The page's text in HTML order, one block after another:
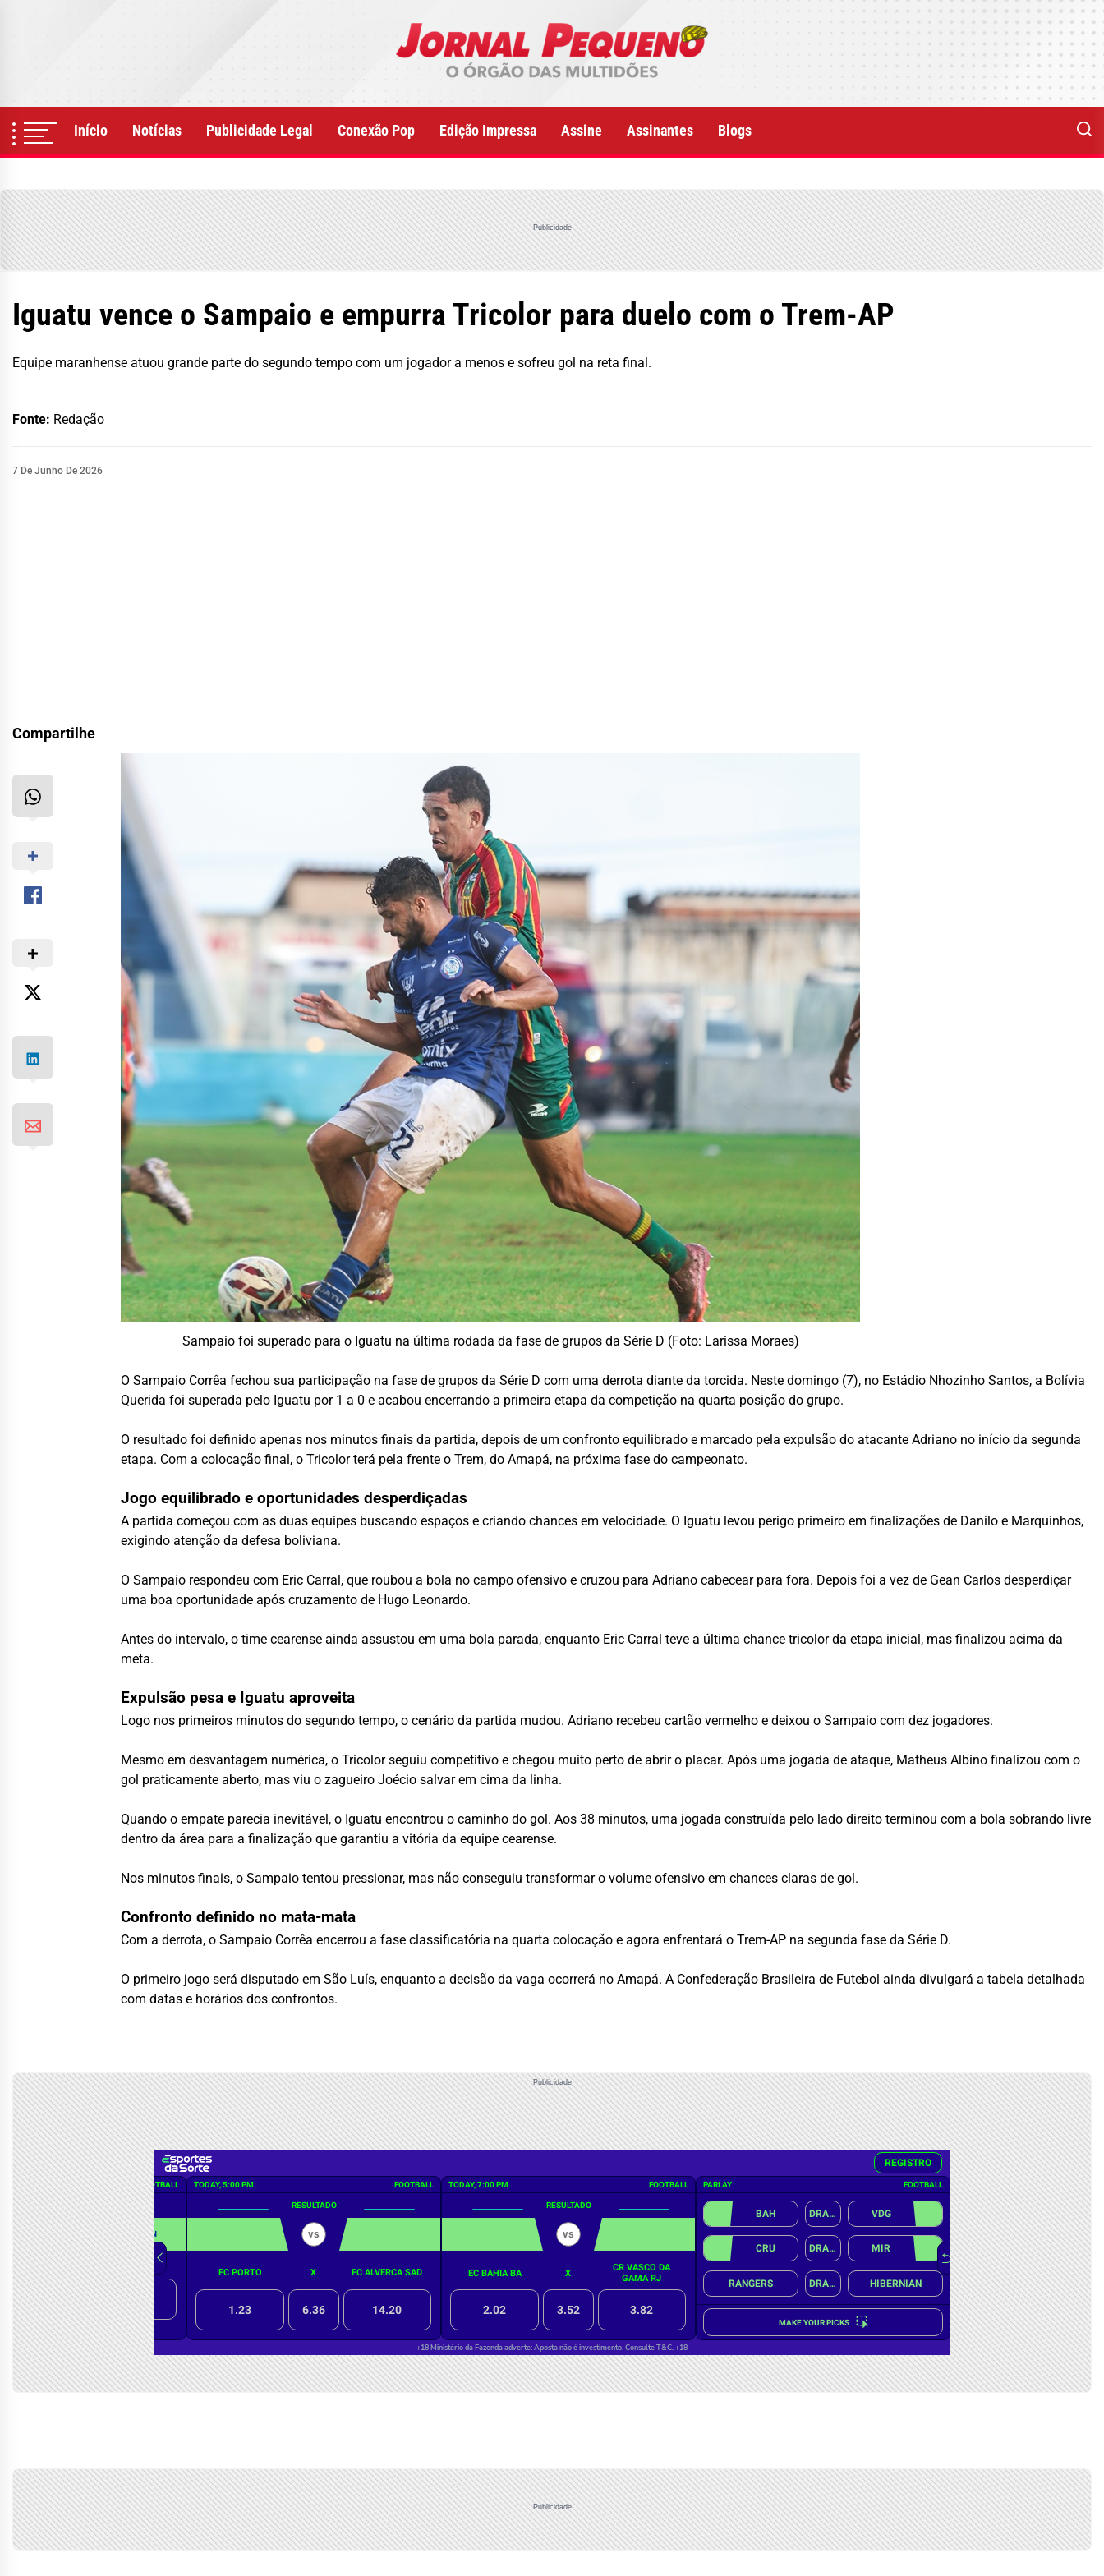
Início Notícias Publicidade Legal Conexão Pop Edição Impressa Assine Assinantes Blogs
Publicidade
Iguatu vence o Sampaio e empurra Tricolor para duelo com o Trem-AP
Equipe maranhense atuou grande parte do segundo tempo com um jogador a menos e sofreu gol na reta final.
Fonte: Redação
7 De Junho De 2026
Compartilhe
Sampaio foi superado para o Iguatu na última rodada da fase de grupos da Série D (Foto: Larissa Moraes)
O Sampaio Corrêa fechou sua participação na fase de grupos da Série D com uma derrota diante da torcida. Neste domingo (7), no Estádio Nhozinho Santos, a Bolívia
Querida foi superada pelo Iguatu por 1 a 0 e acabou encerrando a primeira etapa da competição na quarta posição do grupo.
O resultado foi definido apenas nos minutos finais da partida, depois de um confronto equilibrado e marcado pela expulsão do atacante Adriano no início da segunda
etapa. Com a colocação final, o Tricolor terá pela frente o Trem, do Amapá, na próxima fase do campeonato.
Jogo equilibrado e oportunidades desperdiçadas
A partida começou com as duas equipes buscando espaços e criando chances em velocidade. O Iguatu levou perigo primeiro em finalizações de Danilo e Marquinhos,
exigindo atenção da defesa boliviana.
O Sampaio respondeu com Eric Carral, que roubou a bola no campo ofensivo e cruzou para Adriano cabecear para fora. Depois foi a vez de Gean Carlos desperdiçar
uma boa oportunidade após cruzamento de Hugo Leonardo.
Antes do intervalo, o time cearense ainda assustou em uma bola parada, enquanto Eric Carral teve a última chance tricolor da etapa inicial, mas finalizou acima da
meta.
Expulsão pesa e Iguatu aproveita
Logo nos primeiros minutos do segundo tempo, o cenário da partida mudou. Adriano recebeu cartão vermelho e deixou o Sampaio com dez jogadores.
Mesmo em desvantagem numérica, o Tricolor seguiu competitivo e chegou muito perto de abrir o placar. Após uma jogada de ataque, Matheus Albino finalizou com o
gol praticamente aberto, mas viu o zagueiro Joécio salvar em cima da linha.
Quando o empate parecia inevitável, o Iguatu encontrou o caminho do gol. Aos 38 minutos, uma jogada construída pelo lado direito terminou com a bola sobrando livre
dentro da área para a finalização que garantiu a vitória da equipe cearense.
Nos minutos finais, o Sampaio tentou pressionar, mas não conseguiu transformar o volume ofensivo em chances claras de gol.
Confronto definido no mata-mata
Com a derrota, o Sampaio Corrêa encerrou a fase classificatória na quarta colocação e agora enfrentará o Trem-AP na segunda fase da Série D.
O primeiro jogo será disputado em São Luís, enquanto a decisão da vaga ocorrerá no Amapá. A Confederação Brasileira de Futebol ainda divulgará a tabela detalhada
com datas e horários dos confrontos.
Publicidade
Publicidade